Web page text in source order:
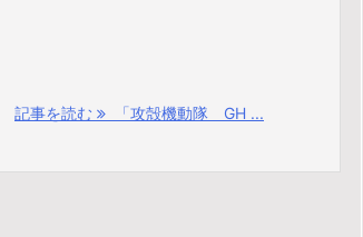
記事を読む 「攻殻機動隊 GH ...